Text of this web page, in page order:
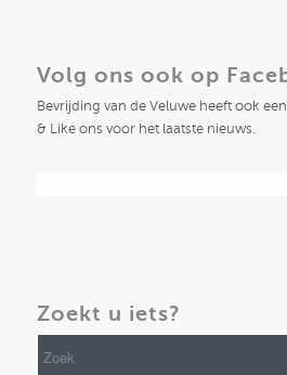
Volg ons ook op
Bevrijding van de Veluwe heeft ook
& Like ons voor het laatste nieuws.
Zoekt u iets?